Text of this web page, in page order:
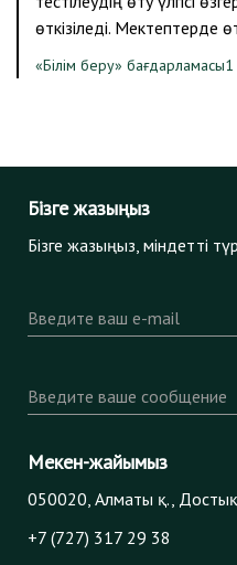
өткізіледі. Мектептерде
«Білім беру» бағдарламасы1
Бізге жазыңыз
Бізге жазыңыз, міндетті
Введите ваш e-mail
Введите ваше сообщение
Мекен-жайымыз
050020, Алматы қ.,
+7 (727) 317 29 38